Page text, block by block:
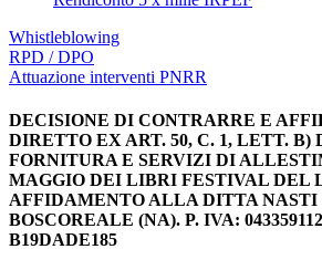
Whistleblowing
RPD / DPO
Attuazione interventi PNRR
DECISIONE DI CONTRARRE E
DIRETTO EX ART. 50, C. 1, LETT. B)
FORNITURA E SERVIZI DI
MAGGIO DEI LIBRI FESTIVAL DEL
AFFIDAMENTO ALLA DITTA
BOSCOREALE (NA). P. IVA:
B19DADE185